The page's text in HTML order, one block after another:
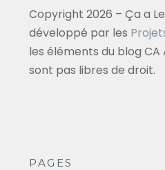
Copyright 2026 – Ça a
développé par les
les éléments du blog CA
sont pas libres de droit.
PAGES